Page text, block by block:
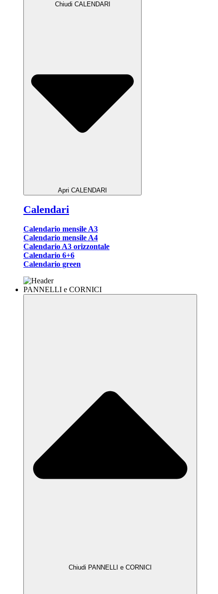
Chiudi CALENDARI
Apri CALENDARI
Calendari
Calendario mensile A3
Calendario mensile A4
Calendario A3 orizzontale
Calendario 6+6
Calendario green
PANNELLI e CORNICI
Chiudi PANNELLI e CORNICI